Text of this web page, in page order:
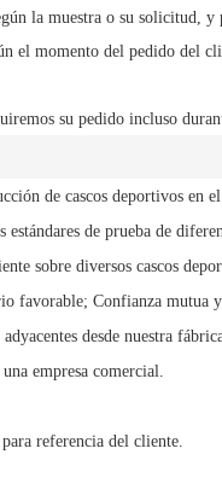
la muestra o su solicitud, y
el momento del pedido del
su pedido incluso
de cascos deportivos en
de prueba de
sobre diversos cascos
favorable; Confianza mutua
desde nuestra
empresa comercial.
referencia del cliente.